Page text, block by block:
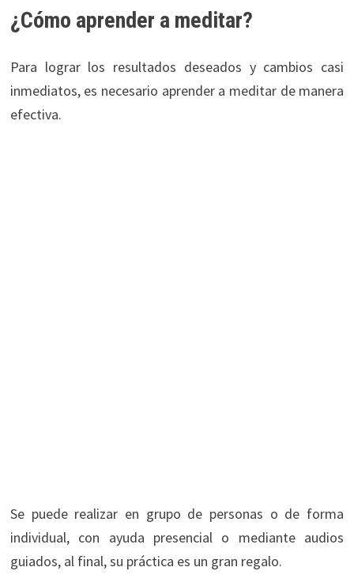
¿Cómo aprender a meditar?
Para lograr los resultados deseados y cambios casi
inmediatos, es necesario aprender a meditar de manera
efectiva.
Se puede realizar en grupo de personas o de forma
individual, con ayuda presencial o mediante audios
guiados, al final, su práctica es un gran regalo.